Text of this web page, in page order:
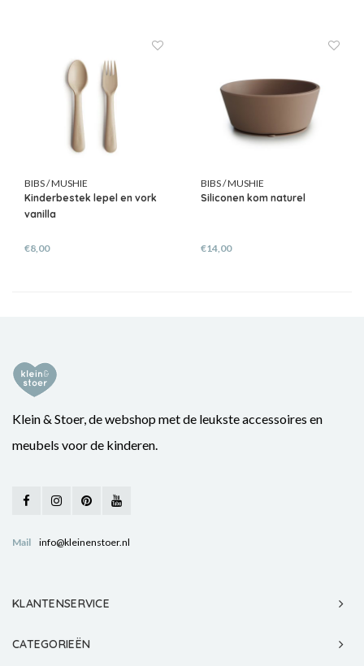
BIBS / MUSHIE
Kinderbestek lepel en vork
vanilla
€8,00
BIBS / MUSHIE
Siliconen kom naturel
€14,00
Klein & Stoer, de webshop met de leukste accessoires en
meubels voor de kinderen.
Mail info@kleinenstoer.nl
KLANTENSERVICE
CATEGORIEËN